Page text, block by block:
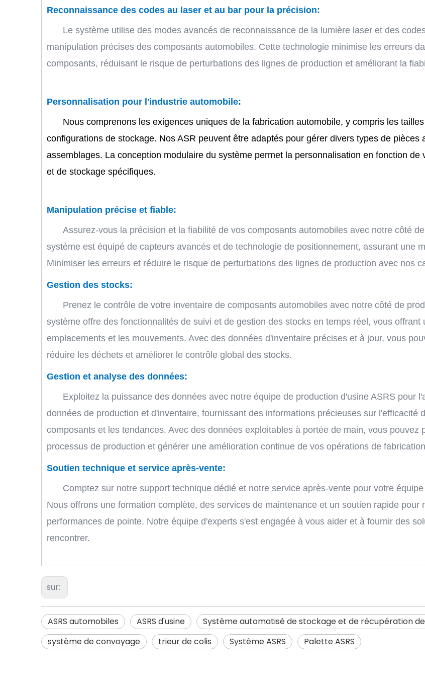
Reconnaissance des codes au laser et au bar pour la précision:
Le système utilise des modes avancés de reconnaissance de la lumière laser et des
manipulation précises des composants automobiles. Cette technologie minimise les erreurs
composants, réduisant le risque de perturbations des lignes de production et améliorant la
Personnalisation pour l'industrie automobile:
Nous comprenons les exigences uniques de la fabrication automobile, y compris les
configurations de stockage. Nos ASR peuvent être adaptés pour gérer divers types de
assemblages. La conception modulaire du système permet la personnalisation en fonction
et de stockage spécifiques.
Manipulation précise et fiable:
Assurez-vous la précision et la fiabilité de vos composants automobiles avec notre côté
système est équipé de capteurs avancés et de technologie de positionnement, assurant une
Minimiser les erreurs et réduire le risque de perturbations des lignes de production avec nos
Gestion des stocks:
Prenez le contrôle de votre inventaire de composants automobiles avec notre côté de
système offre des fonctionnalités de suivi et de gestion des stocks en temps réel, vous
emplacements et les mouvements. Avec des données d'inventaire précises et à jour, vous
réduire les déchets et améliorer le contrôle global des stocks.
Gestion et analyse des données:
Exploitez la puissance des données avec notre équipe de production d'usine ASRS pour
données de production et d'inventaire, fournissant des informations précieuses sur l'efficacité
composants et les tendances. Avec des données exploitables à portée de main, vous
processus de production et générer une amélioration continue de vos opérations de
Soutien technique et service après-vente:
Comptez sur notre support technique dédié et notre service après-vente pour votre
Nous offrons une formation complète, des services de maintenance et un soutien rapide
performances de pointe. Notre équipe d'experts s'est engagée à vous aider et à fournir des
rencontrer.
sur:
ASRS automobiles ASRS d'usine Système automatisé de stockage et de récupération
système de convoyage
trieur de colis Système ASRS Palette ASRS